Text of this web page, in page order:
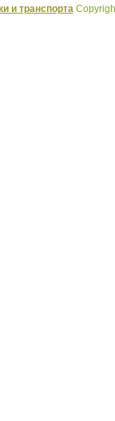
и транспорта